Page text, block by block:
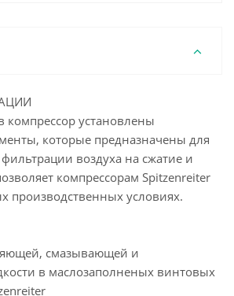
компрессор установлены
которые предназначены для
воздуха на сжатие и
компрессорам Spitzenreiter
производственных условиях.
смазывающей и
в маслозаполненых винтовых